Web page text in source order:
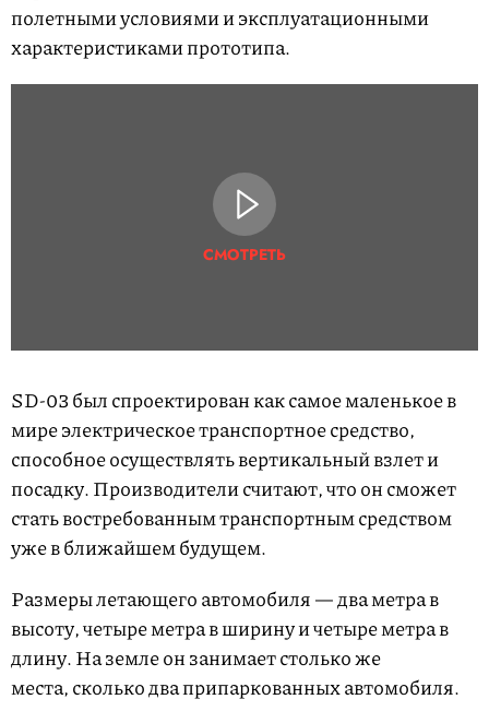
полетными условиями и эксплуатационными
характеристиками прототипа.
СМОТРЕТЬ
SD-03 был спроектирован как самое маленькое в
мире электрическое транспортное средство,
способное осуществлять вертикальный взлет и
посадку. Производители считают, что он сможет
стать востребованным транспортным средством
уже в ближайшем будущем.
Размеры летающего автомобиля — два метра в
высоту, четыре метра в ширину и четыре метра в
длину. На земле он занимает столько же
места, сколько два припаркованных автомобиля.